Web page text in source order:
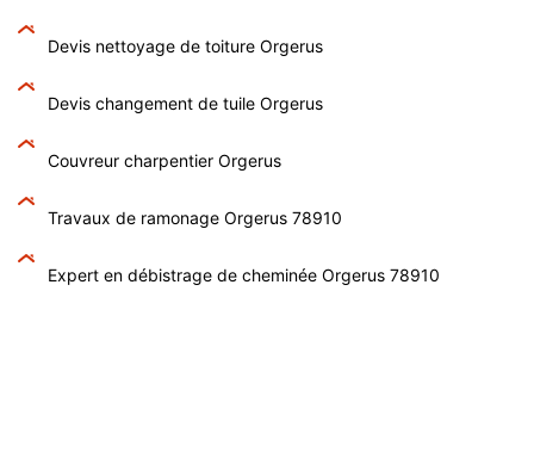
Devis nettoyage de toiture Orgerus
Devis changement de tuile Orgerus
Couvreur charpentier Orgerus
Travaux de ramonage Orgerus 78910
Expert en débistrage de cheminée Orgerus 78910